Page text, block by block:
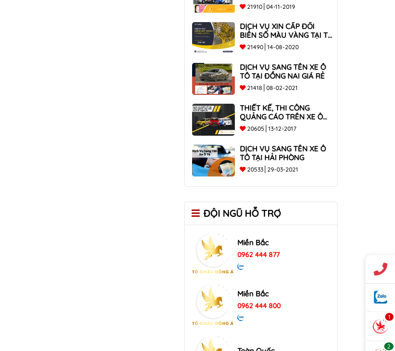
21910 04-11-2019
DỊCH VỤ XIN CẤP ĐỔI
BIỂN SỐ MÀU VÀNG TẠI TP
HCM
21490 14-08-2020
DỊCH VỤ SANG TÊN XE Ô
TÔ TẠI ĐỒNG NAI GIÁ RẺ
21418 08-02-2021
THIẾT KẾ, THI CÔNG
QUẢNG CÁO TRÊN XE Ô
TÔ TRỌN GÓI
20605 13-12-2017
DỊCH VỤ SANG TÊN XE Ô
TÔ TẠI HẢI PHÒNG
20533 29-03-2021
ĐỘI NGŨ HỖ TRỢ
Miền Bắc
0962 444 877
Miền Bắc
0962 444 800
1
2